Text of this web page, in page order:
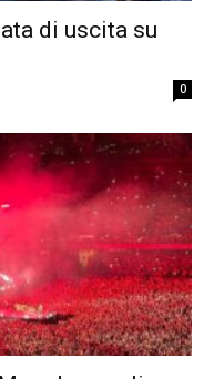
di uscita su
0